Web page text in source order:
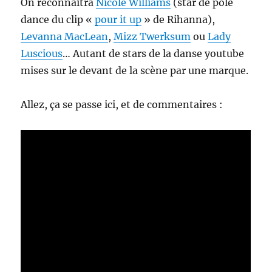
On reconnaitraNicole Williams (star de pole
dance du clip «pour it up » de Rihanna),
Levanna MacLean,Mizz Twerksum ouLady
Luscious… Autant de stars de la danse youtube
mises sur le devant de la scène par une marque.
Allez, ça se passe ici, et de commentaires :